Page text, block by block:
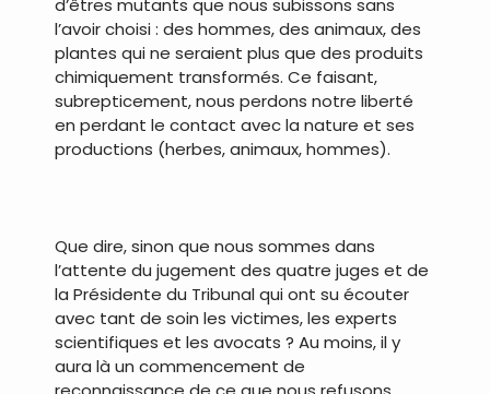
l’avoir choisi : des hommes, des animaux, des
plantes qui ne seraient plus que des produits
chimiquement transformés. Ce faisant,
subrepticement, nous perdons notre liberté
en perdant le contact avec la nature et ses
productions (herbes, animaux, hommes).
Que dire, sinon que nous sommes dans
l’attente du jugement des quatre juges et de
la Présidente du Tribunal qui ont su écouter
avec tant de soin les victimes, les experts
scientifiques et les avocats ? Au moins, il y
aura là un commencement de